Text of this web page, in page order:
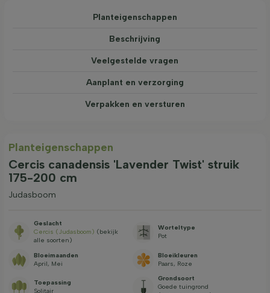
Planteigenschappen
Beschrijving
Veelgestelde vragen
Aanplant en verzorging
Verpakken en versturen
Planteigenschappen
Cercis canadensis 'Lavender Twist' struik
175-200 cm
Judasboom
Geslacht
Cercis (Judasboom) (bekijk
alle soorten)
Worteltype
Pot
Bloeimaanden
April, Mei
Bloeikleuren
Paars, Roze
Toepassing
Solitair
Grondsoort
Goede tuingrond